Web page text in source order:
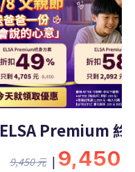
ELSA Premium 終
9,450 元 | 9,450